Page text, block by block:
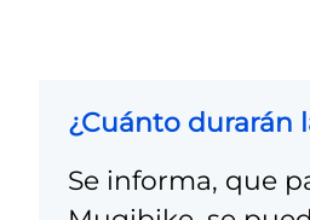
¿Cuánto durarán
Se informa, que